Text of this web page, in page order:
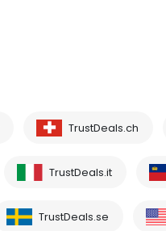
TrustDeals.ch
TrustDeals.it
TrustDeals.se